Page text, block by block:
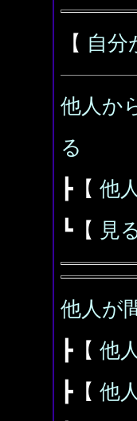
【 自分
他人か
る
┣【 他人
┗【 見
他人が
┣【 他
┣【 他